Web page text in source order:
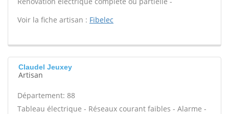
Voir la fiche artisan : Fibelec
Claudel Jeuxey
Artisan
Département: 88
Tableau électrique - Réseaux courant faibles - Alarme -